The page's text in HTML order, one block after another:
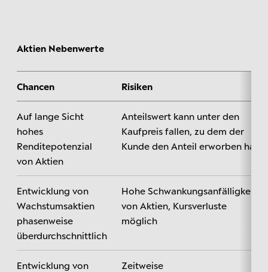
Aktien Nebenwerte
Chancen Risiken
Auf lange Sicht
hohes
Renditepotenzial
von Aktien
Anteilswert kann unter den
Kaufpreis fallen, zu dem der
Kunde den Anteil erworben hat
Entwicklung von
Wachstumsaktien
phasenweise
überdurchschnittlich
Hohe Schwankungsanfälligkeit
von Aktien, Kursverluste
möglich
Entwicklung von
Zeitweise